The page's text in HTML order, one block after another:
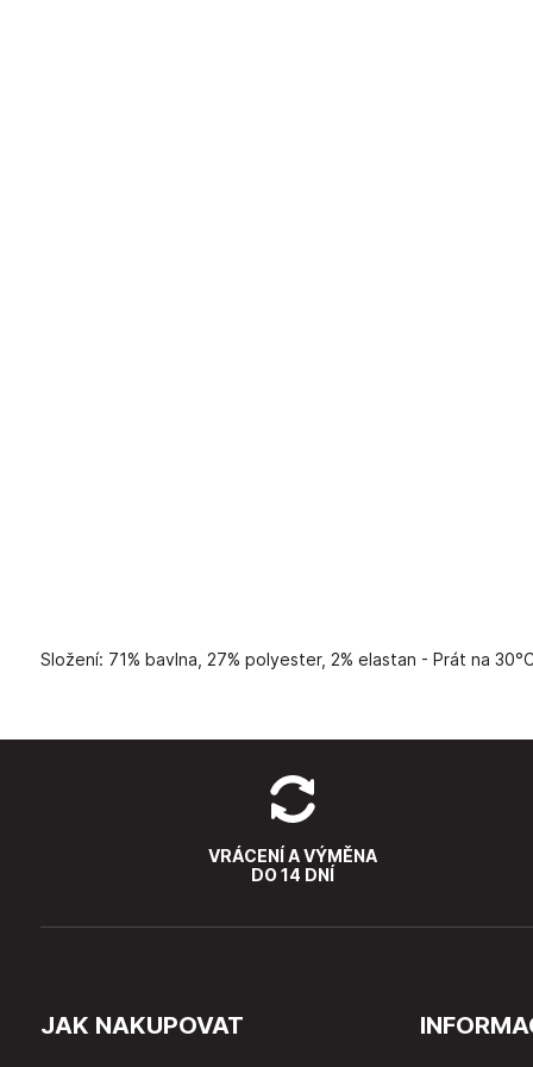
Složení: 71% bavlna, 27% polyester, 2% elastan - Prát na
VRÁCENÍ A VÝMĚNA
DO 14 DNÍ
JAK NAKUPOVAT